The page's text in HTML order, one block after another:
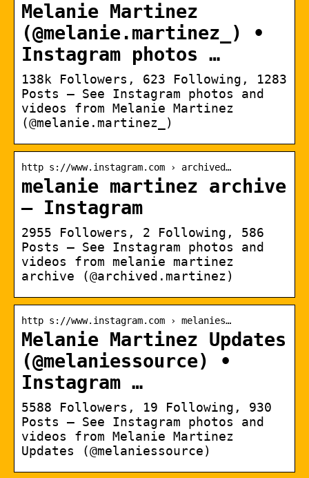
Melanie Martinez
(@melanie.martinez_) •
Instagram photos …
138k Followers, 623 Following, 1283
Posts – See Instagram photos and
videos from Melanie Martinez
(@melanie.martinez_)
http s://www.instagram.com › archived…
melanie martinez archive
– Instagram
2955 Followers, 2 Following, 586
Posts – See Instagram photos and
videos from melanie martinez
archive (@archived.martinez)
http s://www.instagram.com › melanies…
Melanie Martinez Updates
(@melaniessource) •
Instagram …
5588 Followers, 19 Following, 930
Posts – See Instagram photos and
videos from Melanie Martinez
Updates (@melaniessource)